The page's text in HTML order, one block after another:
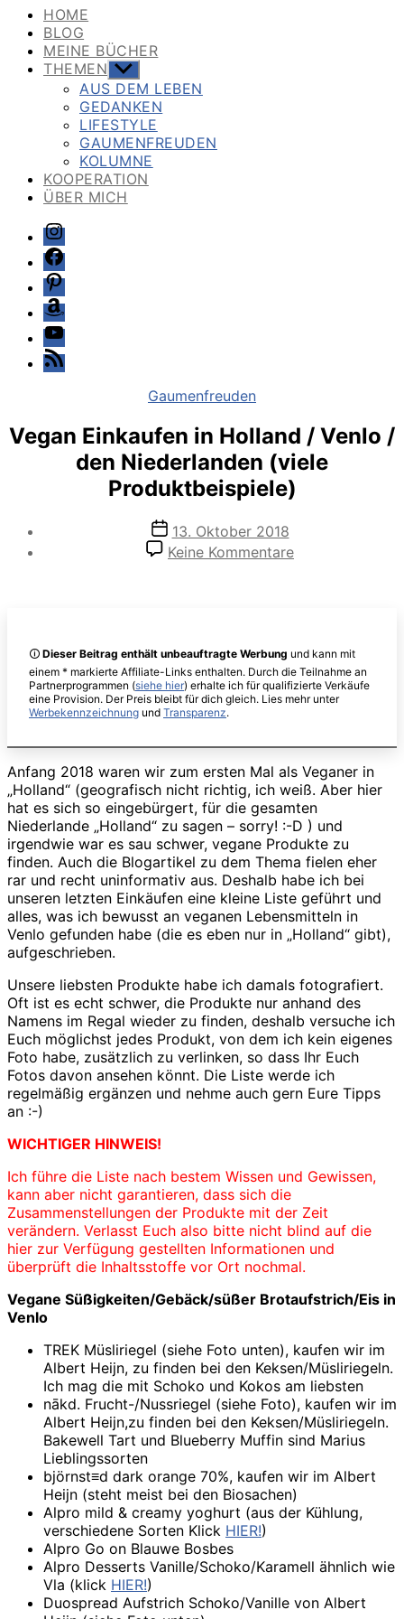
HOME
BLOG
MEINE BÜCHER
THEMEN Untermenü
anzeigen
AUS DEM LEBEN
GEDANKEN
LIFESTYLE
GAUMENFREUDEN
KOLUMNE
KOOPERATION
ÜBER MICH
Instagram
Facebook
Pinterest
Amazon
Youtube
Feed
Kategorien
Gaumenfreuden
Vegan Einkaufen in Holland / Venlo /
den Niederlanden (viele
Produktbeispiele)
Veröffentlichungsdatum
13. Oktober 2018
Keine Kommentarezu
Venlo
/
den
🛈 Dieser Beitrag enthält unbeauftragte Werbung und kann mit
einem * markierte Affiliate-Links enthalten. Durch die Teilnahme an
Partnerprogrammen (siehe hier) erhalte ich für qualifizierte Verkäufe
eine Provision. Der Preis bleibt für dich gleich. Lies mehr unter
Werbekennzeichnung und Transparenz.
Anfang 2018 waren wir zum ersten Mal als Veganer in
„Holland“ (geografisch nicht richtig, ich weiß. Aber hier
hat es sich so eingebürgert, für die gesamten
Niederlande „Holland“ zu sagen – sorry! :-D ) und
irgendwie war es sau schwer, vegane Produkte zu
finden. Auch die Blogartikel zu dem Thema fielen eher
rar und recht uninformativ aus. Deshalb habe ich bei
unseren letzten Einkäufen eine kleine Liste geführt und
alles, was ich bewusst an veganen Lebensmitteln in
Venlo gefunden habe (die es eben nur in „Holland“ gibt),
aufgeschrieben.
Unsere liebsten Produkte habe ich damals fotografiert.
Oft ist es echt schwer, die Produkte nur anhand des
Namens im Regal wieder zu finden, deshalb versuche ich
Euch möglichst jedes Produkt, von dem ich kein eigenes
Foto habe, zusätzlich zu verlinken, so dass Ihr Euch
Fotos davon ansehen könnt. Die Liste werde ich
regelmäßig ergänzen und nehme auch gern Eure Tipps
an :-)
WICHTIGER HINWEIS!
Ich führe die Liste nach bestem Wissen und Gewissen,
kann aber nicht garantieren, dass sich die
Zusammenstellungen der Produkte mit der Zeit
verändern. Verlasst Euch also bitte nicht blind auf die
hier zur Verfügung gestellten Informationen und
überprüft die Inhaltsstoffe vor Ort nochmal.
Vegane Süßigkeiten/Gebäck/süßer Brotaufstrich/Eis in
Venlo
TREK Müsliriegel (siehe Foto unten), kaufen wir im
Albert Heijn, zu finden bei den Keksen/Müsliriegeln.
Ich mag die mit Schoko und Kokos am liebsten
nākd. Frucht-/Nussriegel (siehe Foto), kaufen wir im
Albert Heijn,zu finden bei den Keksen/Müsliriegeln.
Bakewell Tart und Blueberry Muffin sind Marius
Lieblingssorten
björnst≡d dark orange 70%, kaufen wir im Albert
Heijn (steht meist bei den Biosachen)
Alpro mild & creamy yoghurt (aus der Kühlung,
verschiedene Sorten Klick HIER!)
Alpro Go on Blauwe Bosbes
Alpro Desserts Vanille/Schoko/Karamell ähnlich wie
Vla (klick HIER!)
Duospread Aufstrich Schoko/Vanille von Albert